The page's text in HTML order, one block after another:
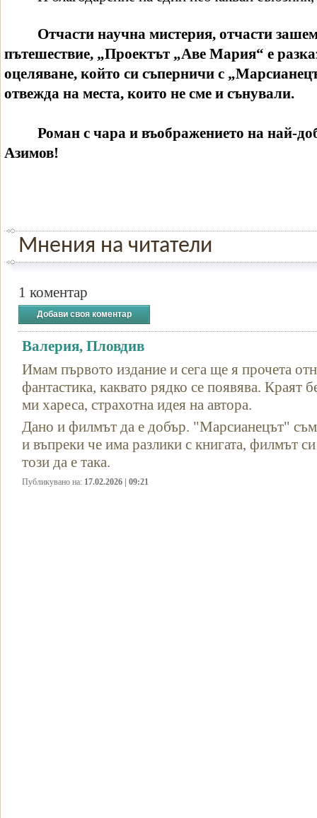
Отчасти научна мистерия, отчасти
пътешествие, „Проектът „Аве Мария“ е
оцеляване, който си съперничи с
отвежда на места, които не сме и сънували.
Роман с чара и въображението на най-
Азимов!
Мнения на читатели
1 коментар
Добави своя коментар
Валерия, Пловдив
Имам първото издание и сега ще я прочета
фантастика, каквато рядко се появява. Краят
ми хареса, страхотна идея на автора.
Дано и филмът да е добър. "Марсианецът" съм
и въпреки че има разлики с книгата, филмът
този да е така.
Публикувано на: 17.02.2026 | 09:21